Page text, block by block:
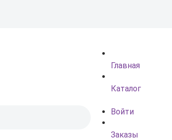
Главная
Каталог
Войти
Заказы